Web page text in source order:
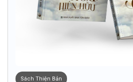
Sách Thiện Bản